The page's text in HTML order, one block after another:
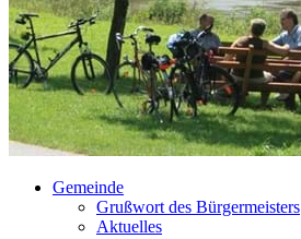
Gemeinde
Grußwort des Bürgermeisters
Aktuelles